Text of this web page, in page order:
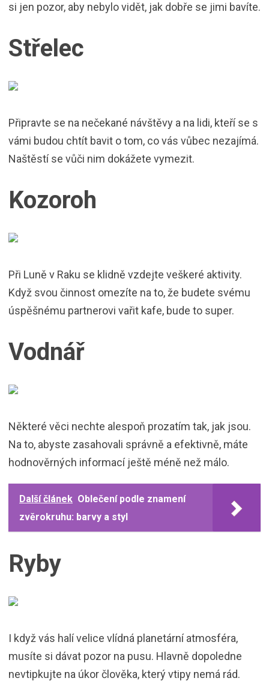
si jen pozor, aby nebylo vidět, jak dobře se jimi bavíte.
Střelec
Připravte se na nečekané návštěvy a na lidi, kteří se s
vámi budou chtít bavit o tom, co vás vůbec nezajímá.
Naštěstí se vůči nim dokážete vymezit.
Kozoroh
Při Luně v Raku se klidně vzdejte veškeré aktivity.
Když svou činnost omezíte na to, že budete svému
úspěšnému partnerovi vařit kafe, bude to super.
Vodnář
Některé věci nechte alespoň prozatím tak, jak jsou.
Na to, abyste zasahovali správně a efektivně, máte
hodnověrných informací ještě méně než málo.
Další článek Oblečení podle znamení
zvěrokruhu: barvy a styl
Ryby
I když vás halí velice vlídná planetární atmosféra,
musíte si dávat pozor na pusu. Hlavně dopoledne
nevtipkujte na úkor člověka, který vtipy nemá rád.